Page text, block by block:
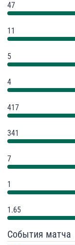
47
11
5
4
417
341
7
1
1.65
События матча